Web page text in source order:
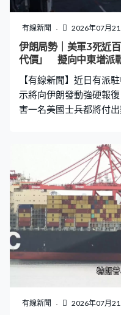
有線新聞 2026年07月21
伊朗局勢｜美軍3死近
代價」 擬向中東增派
【有線新聞】近日有派
示將向伊朗發動強硬報
害一名美國士兵都將付
由歐洲基地向中東增派
軍早前公布三名美軍分
稱過去兩周近百名士兵
有線新聞 2026年07月21